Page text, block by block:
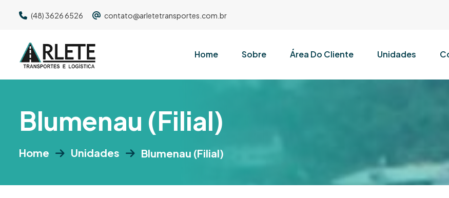
(48) 3626 6526 contato@arletetransportes.com.br
Home Sobre Área Do Cliente Unidades
Blumenau (Filial)
Home Unidades Blumenau (Filial)